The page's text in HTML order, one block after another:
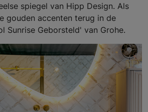
spiegel van Hipp Design. Als
gouden accenten terug in de
Sunrise Geborsteld' van Grohe.